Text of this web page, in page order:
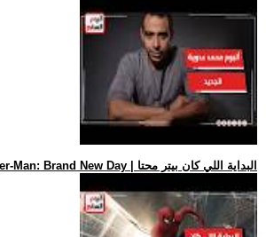
.. فيلم Spider-Man: Brand New Day | البداية اللي كان بيتر محتا